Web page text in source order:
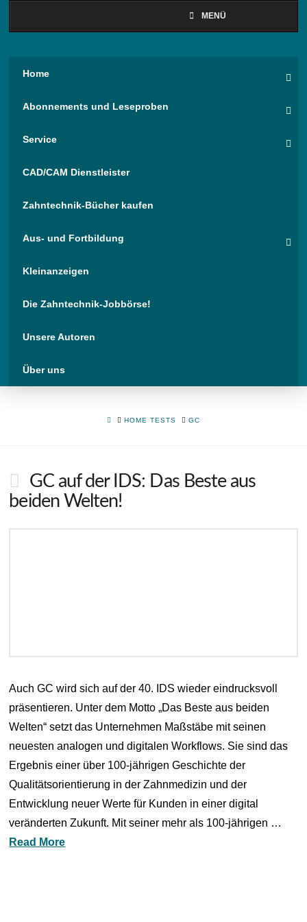
MENÜ
Home
Abonnements und Leseproben
Service
CAD/CAM Dienstleister
Zahntechnik-Bücher kaufen
Aus- und Fortbildung
Kleinanzeigen
Die Zahntechnik-Jobbörse!
Unsere Autoren
Über uns
HOMEHOME TESTS GC
GC auf der IDS: Das Beste aus
beiden Welten!
Auch GC wird sich auf der 40. IDS wieder eindrucksvoll
präsentieren. Unter dem Motto „Das Beste aus beiden
Welten“ setzt das Unternehmen Maßstäbe mit seinen
neuesten analogen und digitalen Workflows. Sie sind das
Ergebnis einer über 100-jährigen Geschichte der
Qualitätsorientierung in der Zahnmedizin und der
Entwicklung neuer Werte für Kunden in einer digital
veränderten Zukunft. Mit seiner mehr als 100-jährigen …
Read More